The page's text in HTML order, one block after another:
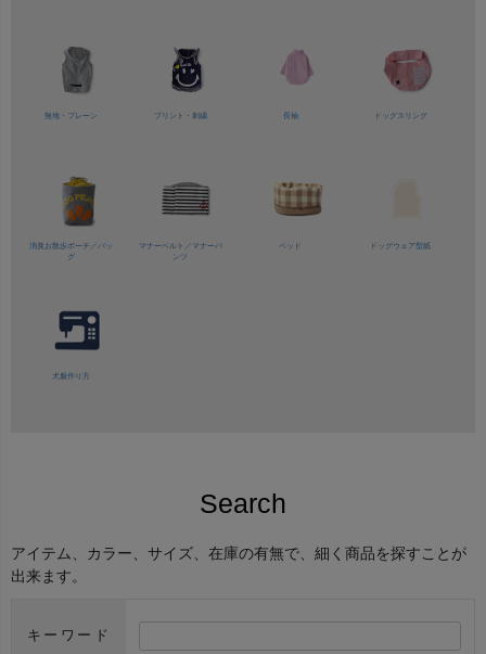
無地・プレーン プリント・刺繍 長袖 ドッグスリング
消臭お散歩ポーチ／バッ
グ
マナーベルト／ マナーパ
ンツ
ベッド ドッグウェア型紙
犬服作り方
Search
アイテム、カラー、サイズ、在庫の有無で、細く商品を探すことが
出来ます。
キーワード